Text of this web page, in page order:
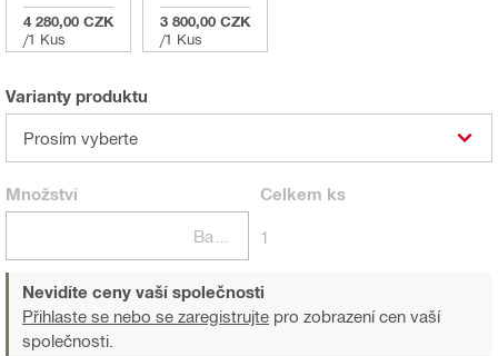
4 280,00 CZK
/1 Kus
3 800,00 CZK
/1 Kus
Varianty produktu
Prosím vyberte
Množství Celkem ks
1
Nevidíte ceny vaší společnosti
Přihlaste se nebo se zaregistrujte pro zobrazení cen vaší
společnosti.